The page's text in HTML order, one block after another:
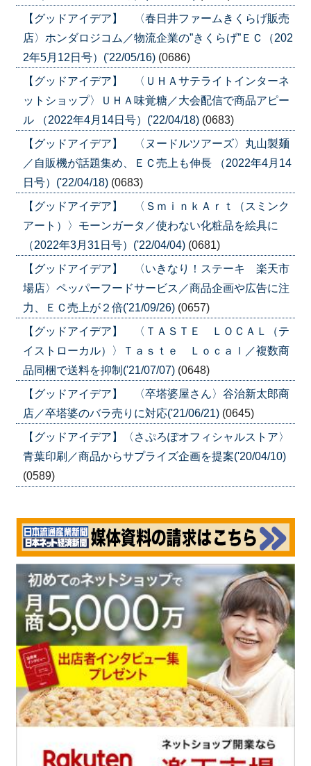
【グッドアイデア】 〈春日井ファームきくらげ販売
店〉ホンダロジコム／物流企業の”きくらげ”ＥＣ（202
2年5月12日号）('22/05/16) (0686)
【グッドアイデア】 〈ＵＨＡサテライトインターネ
ットショップ〉ＵＨＡ味覚糖／大会配信で商品アピー
ル （2022年4月14日号）('22/04/18) (0683)
【グッドアイデア】 〈ヌードルツアーズ〉丸山製麺
／自販機が話題集め、ＥＣ売上も伸長 （2022年4月14
日号）('22/04/18) (0683)
【グッドアイデア】 〈ＳｍｉｎｋＡｒｔ（スミンク
アート）〉モーンガータ／使わない化粧品を絵具に
（2022年3月31日号）('22/04/04) (0681)
【グッドアイデア】 〈いきなり！ステーキ 楽天市
場店〉ペッパーフードサービス／商品企画や広告に注
力、ＥＣ売上が２倍('21/09/26) (0657)
【グッドアイデア】 〈ＴＡＳＴＥ ＬＯＣＡＬ（テ
イストローカル）〉Ｔａｓｔｅ Ｌｏｃａｌ／複数商
品同梱で送料を抑制('21/07/07) (0648)
【グッドアイデア】 〈卒塔婆屋さん〉谷治新太郎商
店／卒塔婆のバラ売りに対応('21/06/21) (0645)
【グッドアイデア】〈さぷろぽオフィシャルストア〉
青葉印刷／商品からサプライズ企画を提案('20/04/10)
(0589)